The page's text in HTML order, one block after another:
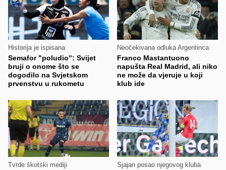
Historija je ispisana
Semafor "poludio": Svijet
bruji o onome što se
dogodilo na Svjetskom
prvenstvu u rukometu
Neočekivana odluka Argentinca
Franco Mastantuono
napušta Real Madrid, ali niko
ne može da vjeruje u koji
klub ide
Tvrde škotski mediji Sjajan posao njegovog kluba